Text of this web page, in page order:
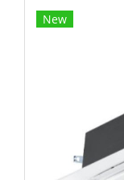
New